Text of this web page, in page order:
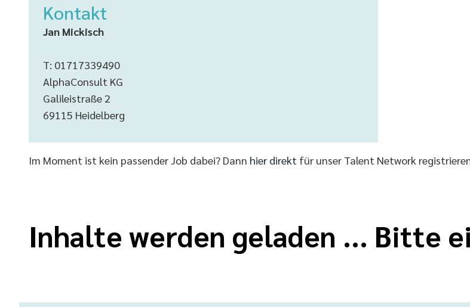
Kontakt
Jan Mickisch
T: 01717339490
AlphaConsult KG
Galileistraße 2
69115 Heidelberg
Im Moment ist kein passender Job dabei? Dann hier direkt für unser Talent Network
Inhalte werden geladen ... Bitte